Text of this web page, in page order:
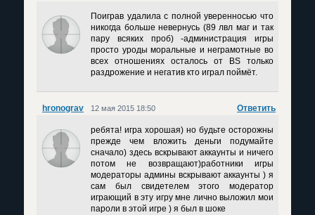
Поиграв удалила с полной уверенносью что
никогда больше невернусь (89 лвл маг и так
пару всяких проб) -администрация игры
просто уроды моральные и неграмотные во
всех отношениях осталось от BS только
раздрожение и негатив кто играл поймёт.
hronograv Ответить
12 мая 2015 18:50
ребята! игра хорошая) но будьте осторожны
прежде чем вложить деньги подумайте
сначало) здесь вскрывают аккаунты и ничего
потом не возвращают)работники игры
модераторы админы вскрывают аккаунты ) я
сам был свидетелем этого модератор
играющий в эту игру мне лично выложил мои
пароли в этой игре ) я был в шоке